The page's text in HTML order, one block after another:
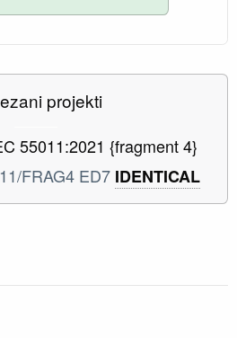
projekti
55011:2021 {fragment 4}
FRAG4 ED7 IDENTICAL